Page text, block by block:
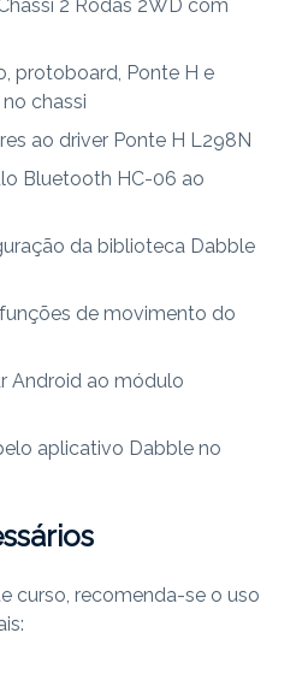
2 Rodas 2WD com
protoboard, Ponte H e
chassi
ao driver Ponte H L298N
Bluetooth HC-06 ao
da biblioteca Dabble
de movimento do
Android ao módulo
aplicativo Dabble no
curso, recomenda-se o uso